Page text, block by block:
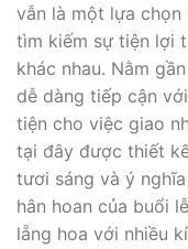
vẫn là một lựa chọn
tìm kiếm sự tiện lợi
khác nhau. Nằm
dễ dàng tiếp cận
tiện cho việc giao
tại đây được thiết
tươi sáng và ý
hân hoan của buổi
lẵng hoa với nhiều